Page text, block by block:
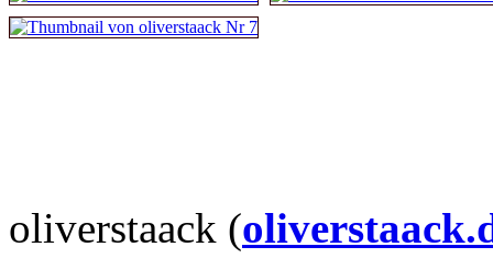
oliverstaack (